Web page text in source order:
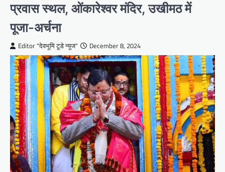
प्रवास स्थल, ओंकारेश्वर मंदिर, उखीमठ में
पूजा-अर्चना
Editor "देवभूमि टूडे न्यूज" December 8, 2024